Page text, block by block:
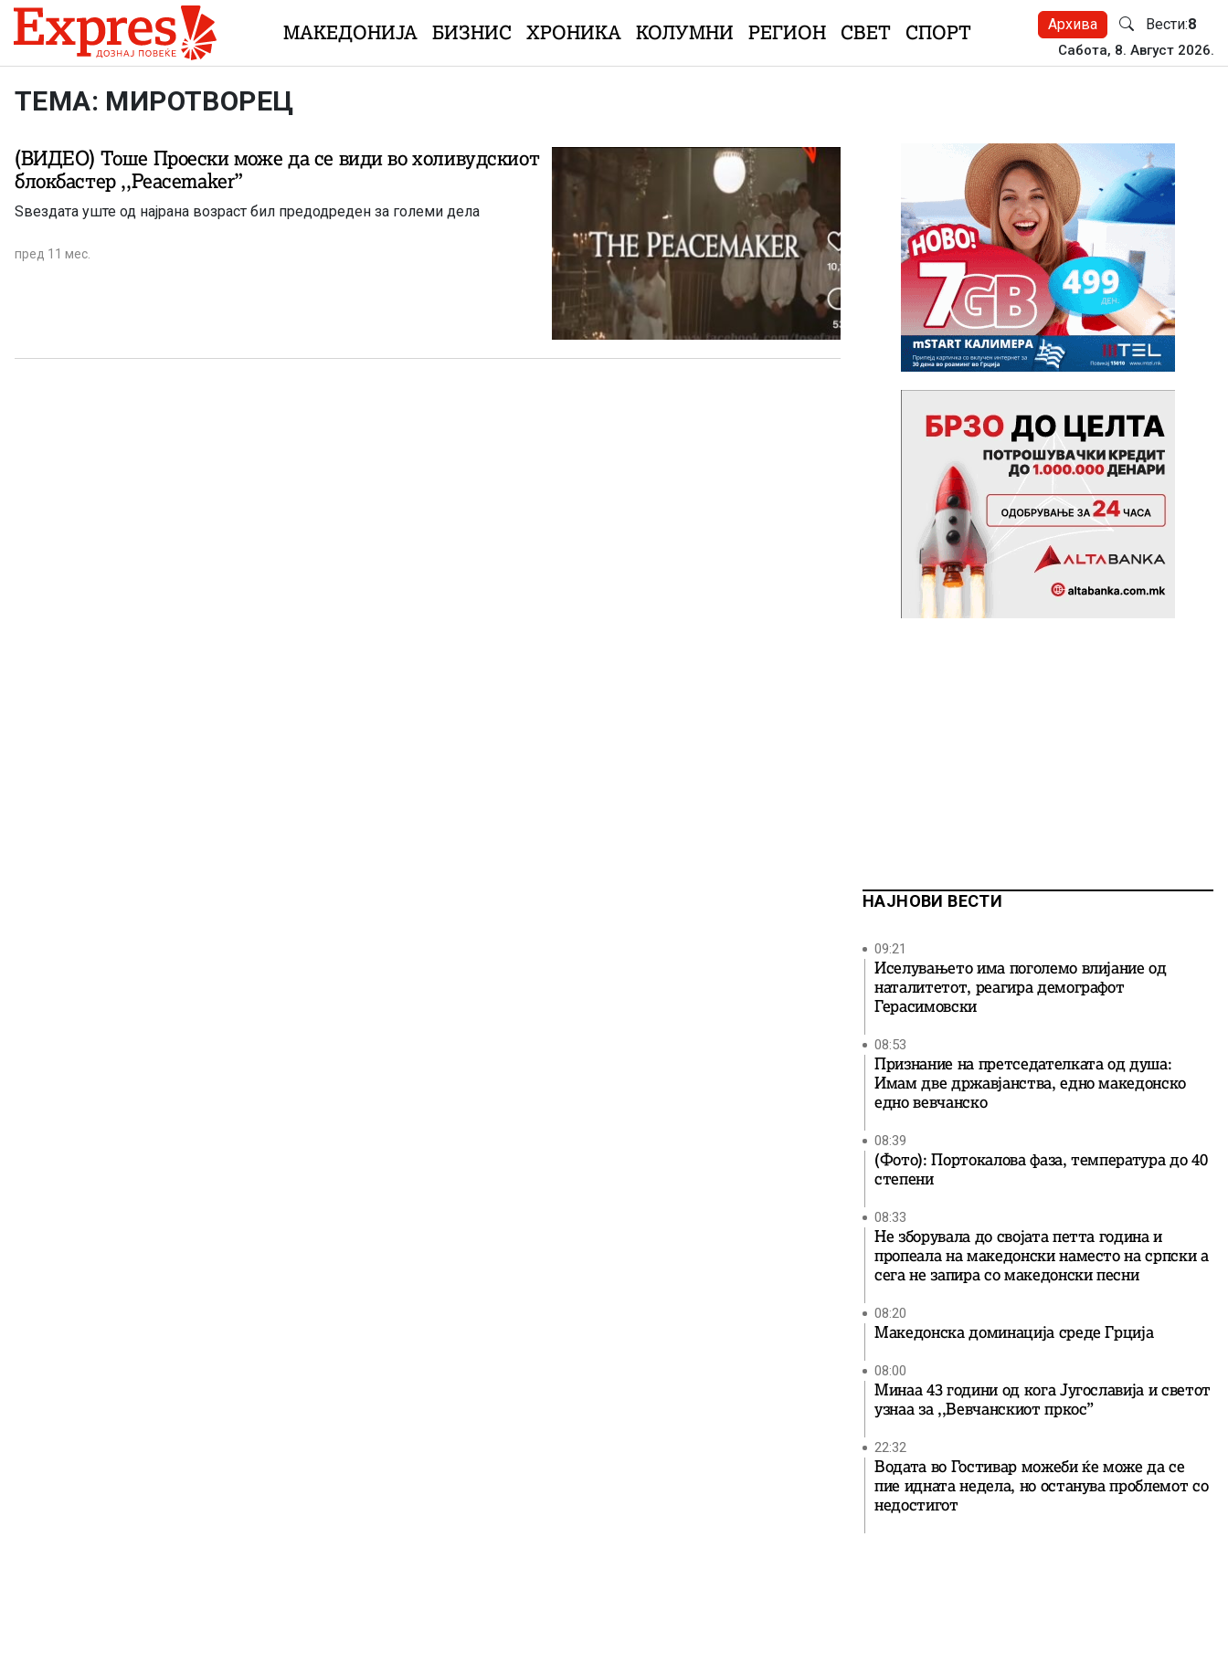
Skip to content
МАКЕДОНИЈА БИЗНИС ХРОНИКА КОЛУМНИ РЕГИОН СВЕТ СПОРТ Архива Вести:8
Сабота, 8. Август 2026.
ТЕМА: МИРОТВОРЕЦ
(ВИДЕО) Тоше Проески може да се види во холивудскиот
блокбастер ,,Peacemaker”
Ѕвездата уште од најрана возраст бил предодреден за големи дела
пред 11 мес.
НАЈНОВИ ВЕСТИ
09:21
Иселувањето има поголемо влијание од
наталитетот, реагира демографот
Герасимовски
08:53
Признание на претседателката од душа:
Имам две државјанства, едно македонско
едно вевчанско
08:39
(Фото): Портокалова фаза, температура до 40
степени
08:33
Не зборувала до својата петта година и
пропеала на македонски наместо на српски а
сега не запира со македонски песни
08:20
Македонска доминација среде Грција
08:00
Минаа 43 години од кога Југославија и светот
узнаа за ,,Вевчанскиот пркос”
22:32
Водата во Гостивар можеби ќе може да се
пие идната недела, но останува проблемот со
недостигот